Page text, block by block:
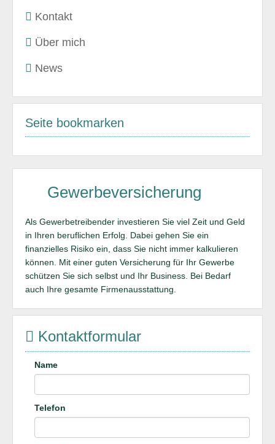
Kontakt
Über mich
News
Seite bookmarken
Gewerbeversicherung
Als Gewerbetreibender investieren Sie viel Zeit und Geld
in Ihren beruflichen Erfolg. Dabei gehen Sie ein
finanzielles Risiko ein, dass Sie nicht immer kalkulieren
können. Mit einer guten Versicherung für Ihr Gewerbe
schützen Sie sich selbst und Ihr Business. Bei Bedarf
auch Ihre gesamte Firmenausstattung.
Kontaktformular
Name
Telefon